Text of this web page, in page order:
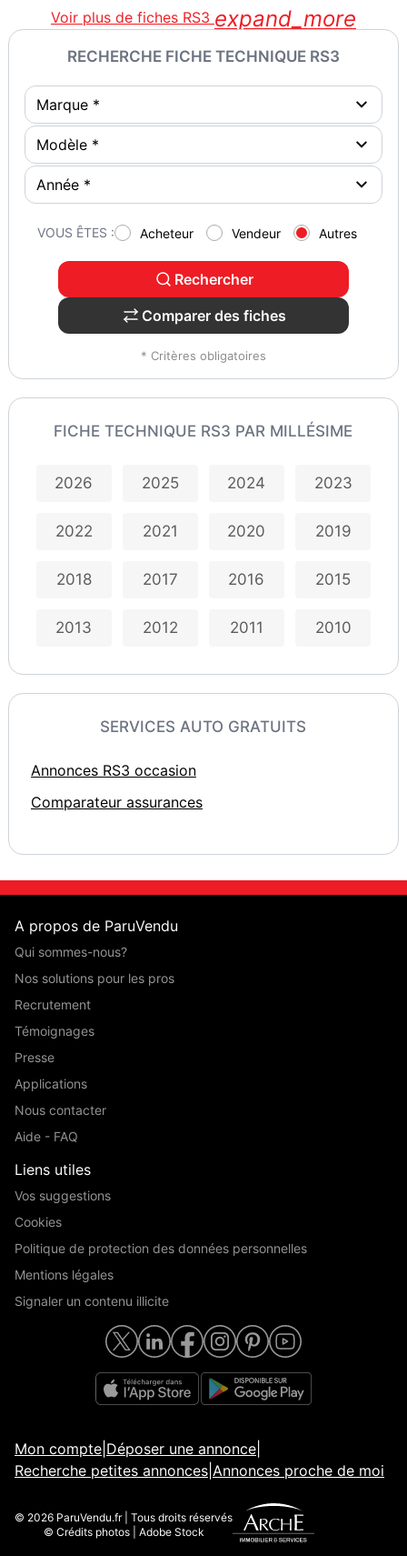
Voir plus de fiches RS3 expand_more
RECHERCHE FICHE TECHNIQUE RS3
VOUS ÊTES : Acheteur Vendeur Autres
Rechercher
Comparer des fiches
* Critères obligatoires
FICHE TECHNIQUE RS3 PAR MILLÉSIME
2026 2025 2024 2023
2022 2021 2020 2019
2018 2017 2016 2015
2013 2012 2011 2010
SERVICES AUTO GRATUITS
Annonces RS3 occasion
Comparateur assurances
A propos de ParuVendu
Qui sommes-nous?
Nos solutions pour les pros
Recrutement
Témoignages
Presse
Applications
Nous contacter
Aide - FAQ
Liens utiles
Vos suggestions
Cookies
Politique de protection des données personnelles
Mentions légales
Signaler un contenu illicite
Mon compte Déposer une annonce
Recherche petites annonces Annonces proche de moi
© 2026 ParuVendu.fr | Tous droits réservés
© Crédits photos | Adobe Stock